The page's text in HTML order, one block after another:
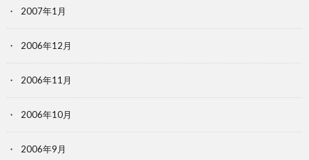
2007年1月
2006年12月
2006年11月
2006年10月
2006年9月